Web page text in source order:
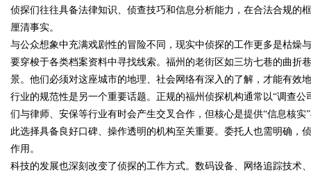
uz
!
侦探们往往具备法律知识、侦查技巧和信息分析能力，在合法合规的
厘清事实。
与公众想象中充满戏剧性的冒险不同，现实中侦探的工作更多是枯燥
要穿梭于各类档案资料中寻找线索。福州的老街区如三坊七巷的曲折
景。他们必须对这座城市的地理、社会网络有深入的了解，才能有效
行业的规范性是另一个重要话题。正规的福州侦探机构通常以“调查
们与律师、安保等行业有时会产生交叉合作，但核心是提供“信息核
此选择具备良好口碑、操作透明的机构至关重要。委托人也需明确，
作用。
科技的发展也深刻改变了侦探的工作方式。数码设备、网络追踪技术